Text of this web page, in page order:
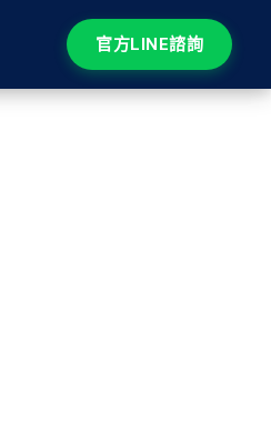
官方LINE諮詢